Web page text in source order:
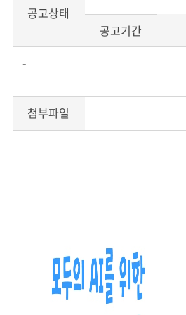
공고상태
공고기간
-
첨부파일